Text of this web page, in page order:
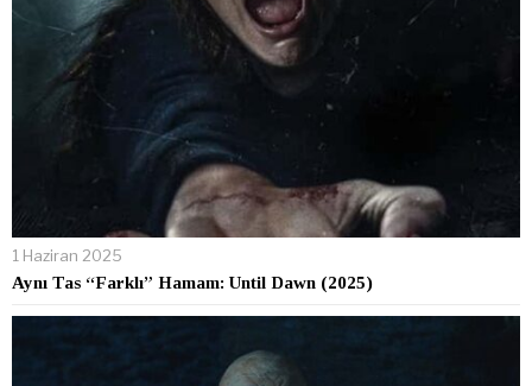
1 Haziran 2025
Aynı Tas “Farklı” Hamam: Until Dawn (2025)